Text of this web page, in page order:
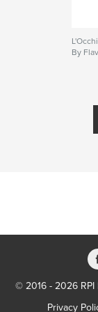
By
© 2016 - 2026 RPI
Privacy